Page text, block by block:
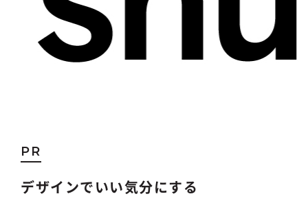
PR
デザインでいい気分にする